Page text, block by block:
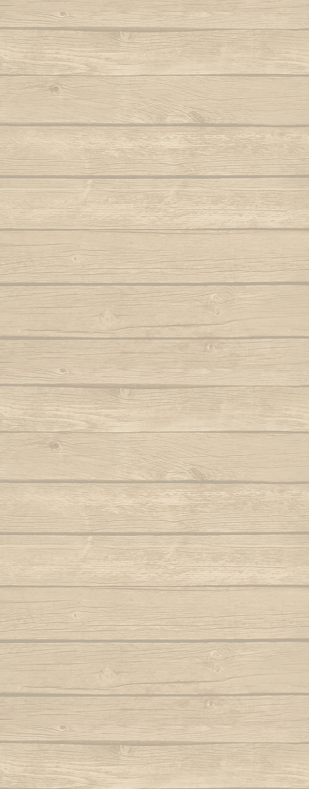
Eu acabei de chegar trazendo dendê
Eu quero voltar
Autor : Faisca (Grupo Candeias)
Eu vou tambem, eu vou pro mar
Autor : Lagarto (Grupo Camangula)
Familia de ouro
Autor : Mestre Chicote (Cordão de Ouro
Paris)
Folha seca
Hoje eu tava pensando em casa
Autor : Professor Pretinho
Hoje me leva o coração pra Bahia
Autor : Graduado Voador (Capoeira Nagô)
Hoje tem capoeira aiá
Autor : Instrutor Saracuru (Capoeira Brasil)
La na Bahia côco de dendê
Lembra de Bimba
Autor : Graduado Voador (Capoeira Nago)
Sou
Autor : Mestre
Tin tin
Autor : Mestre
Vou no